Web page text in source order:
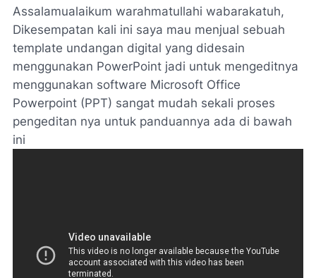
Assalamualaikum warahmatullahi wabarakatuh,
Dikesempatan kali ini saya mau menjual sebuah
template undangan digital yang didesain
menggunakan PowerPoint jadi untuk mengeditnya
menggunakan software Microsoft Office
Powerpoint (PPT) sangat mudah sekali proses
pengeditan nya untuk panduannya ada di bawah
ini